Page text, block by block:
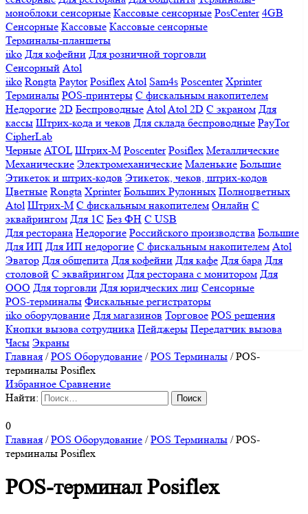
моноблоки сенсорные Кассовые сенсорные PosCenter 4GB
Сенсорные Кассовые Кассовые сенсорные
Терминалы-планшеты
iiko Для кофейни Для розничной торговли
Сенсорный Atol
iiko Rongta Paytor PosiflexAtol Sam4s Poscenter Xprinter
Терминалы POS-принтеры С фискальным накопителем
Недорогие 2D Беспроводные AtolAtol 2D С экраном Для
кассы Штрих-кода и чеков Для склада беспроводные PayTor
CipherLab
Черные ATOL Штрих-М Poscenter Posiflex Металлические
Механические Электромеханические Маленькие Большие
Этикеток и штрих-кодов Этикеток, чеков, штрих-кодов
Цветные Rongta Xprinter Больших Рулонных Полноцветных
Atol Штрих-М С фискальным накопителем Онлайн С
эквайрингом Для 1С Без ФН С USB
Для ресторана Недорогие Российского производства Большие
Для ИП Для ИП недорогие С фискальным накопителем Atol
Эватор Для общепита Для кофейни Для кафе Для бара Для
столовой С эквайрингом Для ресторана с монитором Для
ООО Для торговли Для юридческих лиц Сенсорные
POS-терминалы Фискальные регистраторы
iiko оборудование Для магазинов Торговое POS решения
Кнопки вызова сотрудника Пейджеры Передатчик вызова
Часы Экраны
Главная /POS Оборудование /POS Терминалы /POS-
терминалы Posiflex
Избранное Сравнение
Найти:
0
Главная /POS Оборудование /POS Терминалы /POS-
терминалы Posiflex
POS-терминал Posiflex